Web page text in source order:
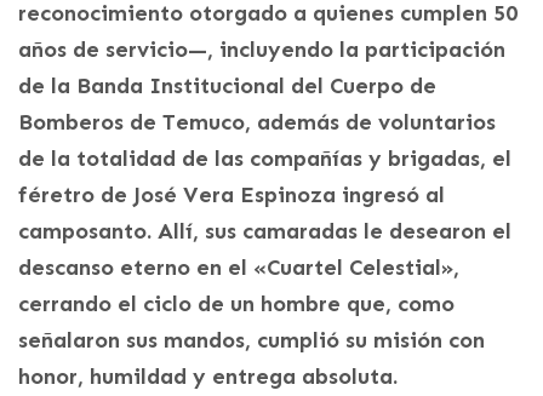
reconocimiento otorgado a quienes cumplen 50
años de servicio—, incluyendo la participación
de la Banda Institucional del Cuerpo de
Bomberos de Temuco, además de voluntarios
de la totalidad de las compañías y brigadas, el
féretro de José Vera Espinoza ingresó al
camposanto. Allí, sus camaradas le desearon el
descanso eterno en el «Cuartel Celestial»,
cerrando el ciclo de un hombre que, como
señalaron sus mandos, cumplió su misión con
honor, humildad y entrega absoluta.